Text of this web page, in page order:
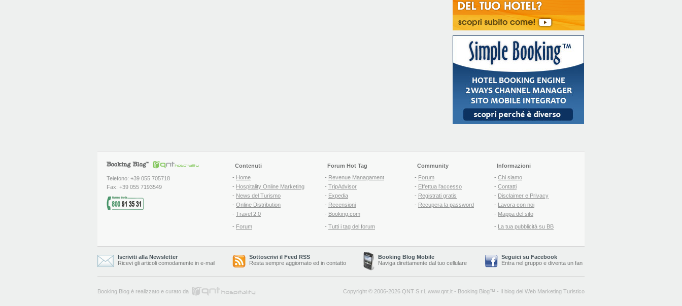
Telefono: +39 055 705718
Fax: +39 055 7193549
Contenuti
- Home
- Hospitality Online Marketing
- News del Turismo
- Online Distribution
- Travel 2.0
- Forum
Forum Hot Tag
- Revenue Managament
- TripAdvisor
- Expedia
- Recensioni
- Booking.com
- Tutti i tag del forum
Community
- Forum
- Effettua l'accesso
- Registrati gratis
- Recupera la password
Informazioni
- Chi siamo
- Contatti
- Disclaimer e Privacy
- Lavora con noi
- Mappa del sito
- La tua pubblicità su BB
Iscriviti alla Newsletter
Ricevi gli articoli comodamente in e-mail
Sottoscrivi il Feed RSS
Resta sempre aggiornato ed in contatto
Booking Blog Mobile
Naviga direttamente dal tuo cellulare
Seguici su Facebook
Entra nel gruppo e diventa un fan
Booking Blog è realizzato e curato da Copyright © 2006-2026 QNT S.r.l. www.qnt.it - Booking Blog™ - Il blog del Web Marketing Turistico